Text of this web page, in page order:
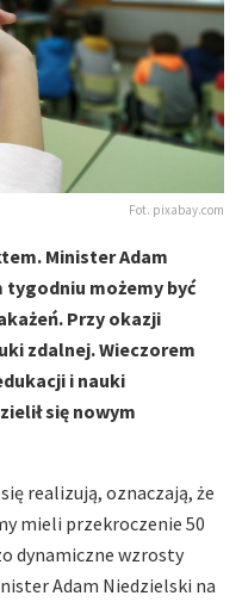
Fot. pixabay.com
Minister Adam
tygodniu możemy być
Przy okazji
zdalnej. Wieczorem
i nauki
się nowym
realizują, oznaczają, że
mieli przekroczenie 50
dynamiczne wzrosty
Adam Niedzielski na